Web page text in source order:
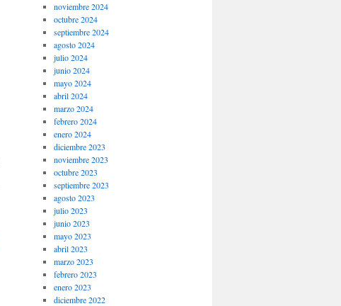
noviembre 2024
octubre 2024
septiembre 2024
agosto 2024
julio 2024
junio 2024
mayo 2024
abril 2024
marzo 2024
febrero 2024
enero 2024
diciembre 2023
noviembre 2023
octubre 2023
septiembre 2023
agosto 2023
julio 2023
junio 2023
mayo 2023
abril 2023
marzo 2023
febrero 2023
enero 2023
diciembre 2022